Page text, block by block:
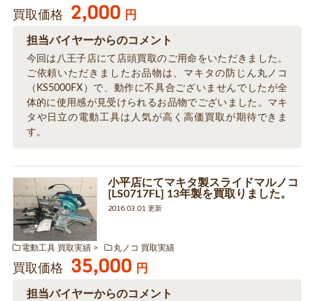
買取価格 2,000 円
担当バイヤーからのコメント
今回は八王子店にて店頭買取のご用命をいただきました。
ご依頼いただきましたお品物は、マキタの防じん丸ノコ
（KS5000FX）で、動作に不具合ございませんでしたが全
体的に使用感が見受けられるお品物でございました。マキ
タや日立の電動工具は人気が高く高価買取が期待できま
す。
小平店にてマキタ製スライドマルノコ
[LS0717FL] 13年製を買取りました。
2016.03.01 更新
電動工具 買取実績 丸ノコ 買取実績
買取価格 35,000 円
担当バイヤーからのコメント